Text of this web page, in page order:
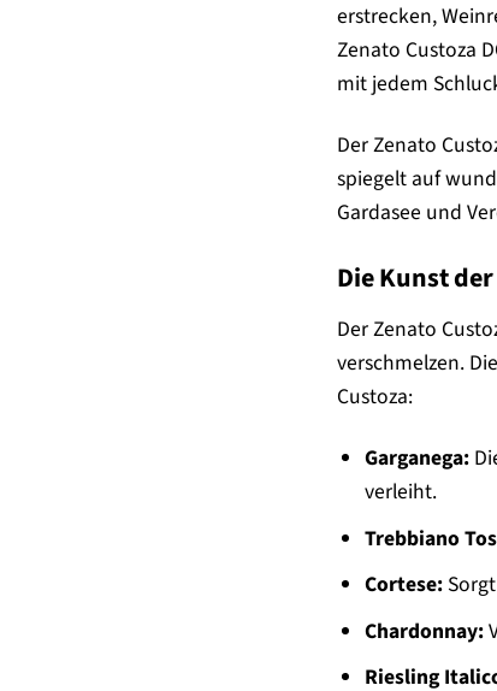
erstrecken,
Zenato Custoza
mit jedem
Der Zenato
spiegelt auf
Gardasee und
Die Kunst
Der Zenato
verschmelzen.
Custoza:
Garganega:
verleiht.
Trebbiano
Cortese:
Chardonnay:
Riesling